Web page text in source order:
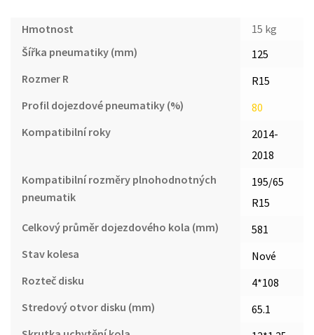
Hmotnost
15 kg
Šířka pneumatiky (mm)
125
Rozmer R
R15
Profil dojezdové pneumatiky (%)
80
Kompatibilní roky
2014-
2018
Kompatibilní rozměry plnohodnotných
pneumatik
195/65
R15
Celkový průměr dojezdového kola (mm)
581
Stav kolesa
Nové
Rozteč disku
4*108
Stredový otvor disku (mm)
65.1